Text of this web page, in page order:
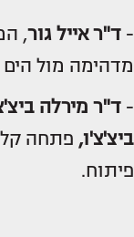
- ד"ר אייל גור,
מדהימה מול הים
- ד"ר מירלה
ביצ'צ'ו, פתחה
פיתוח.